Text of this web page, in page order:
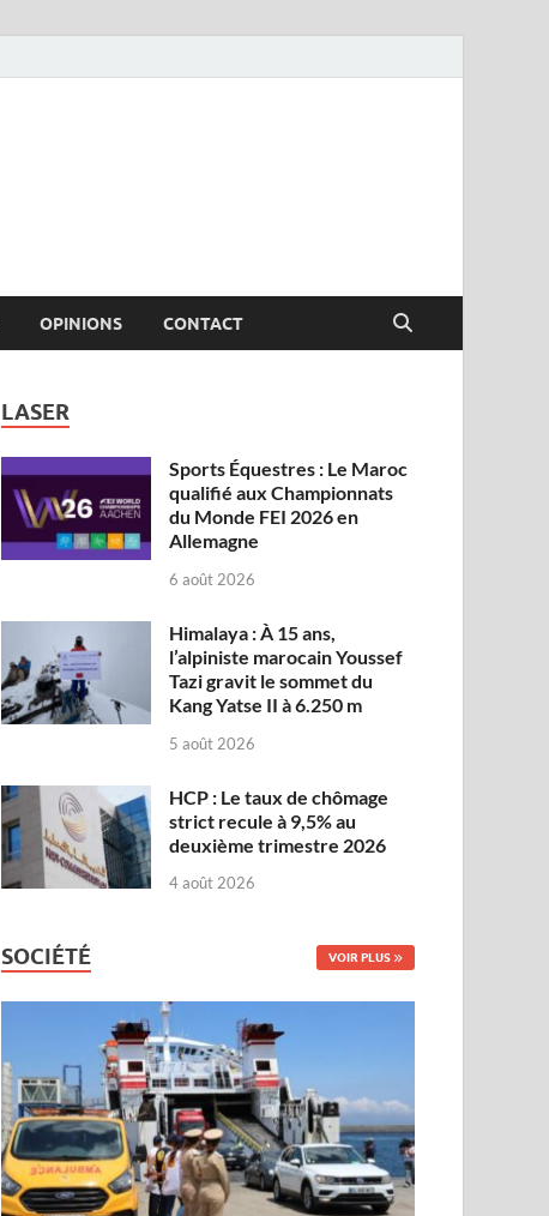
OPINIONS CONTACT
LASER
Sports Équestres : Le Maroc
qualifié aux Championnats
du Monde FEI 2026 en
Allemagne
6 août 2026
Himalaya : À 15 ans,
l’alpiniste marocain Youssef
Tazi gravit le sommet du
Kang Yatse II à 6.250 m
5 août 2026
HCP : Le taux de chômage
strict recule à 9,5% au
deuxième trimestre 2026
4 août 2026
SOCIÉTÉ VOIR PLUS